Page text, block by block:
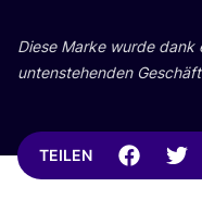
Die­se Mar­ke wur­de dank
unten­ste­hen­den
TEILEN